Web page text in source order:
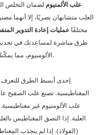
علب الألمنيوم لضمان التخلص
العلب متشابهان بصريًا، إلا أنهما
مختلفًا عمليات إعادة التدوير
طرق مباشرة لمساعدتك في تحديد
الألومنيوم، مما يمكّنك من اتخاذ خيارات إعادة التدوير المدروسة.
إحدى أبسط الطرق
المغناطيسية. تصنع علب الصفيح
علب الألومنيوم غير
العلبة. إذا التصق المغناطيس
(الفولاذ). إذا لم ينجذب